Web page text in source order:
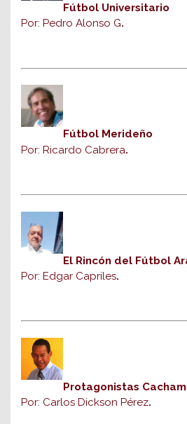
Fútbol Universitario
Por: Pedro Alonso G.
Fútbol Merideño
Por: Ricardo Cabrera.
El Rincón del Fútbol
Por: Edgar Capriles.
Protagonistas
Por: Carlos Dickson Pérez.